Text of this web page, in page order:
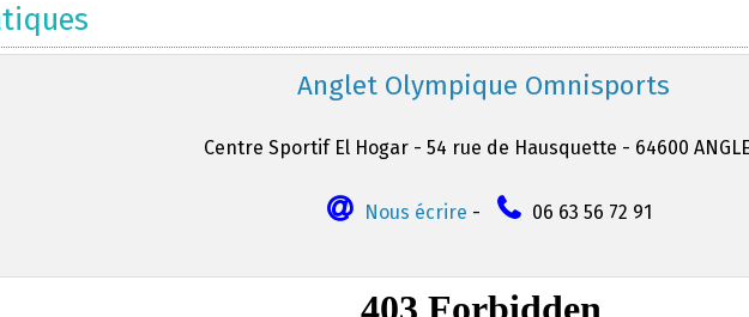
Anglet Olympique Omnisports
Centre Sportif El Hogar - 54 rue de Hausquette - 64600
Nous écrire - 06 63 56 72 91